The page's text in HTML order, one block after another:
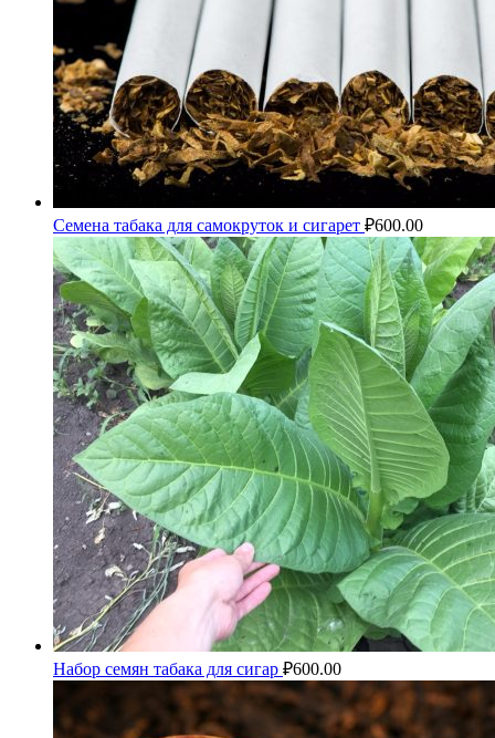
Семена табака для самокруток и сигарет ₽600.00
Набор семян табака для сигар ₽600.00